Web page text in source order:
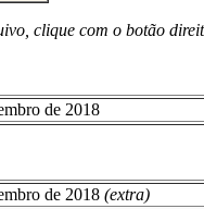
clique com o botão
de 2018
de 2018 (extra)